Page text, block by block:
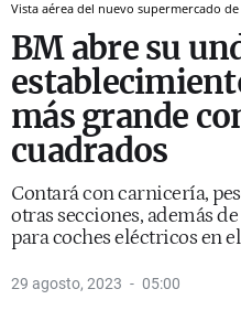
Vista aérea del nuevo supermercado de
BM abre su
más grande
cuadrados
Contará con carnicería,
otras secciones, además
para coches eléctricos en
29 agosto, 2023 05:00